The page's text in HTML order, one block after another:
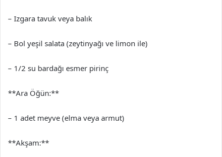
– Izgara tavuk veya balık
– Bol yeşil salata (zeytinyağı ve limon ile)
– 1/2 su bardağı esmer pirinç
**Ara Öğün:**
– 1 adet meyve (elma veya armut)
**Akşam:**